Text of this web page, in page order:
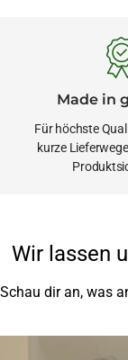
Made in
Für höchste
kurze
Wir lassen
Schau dir an, was